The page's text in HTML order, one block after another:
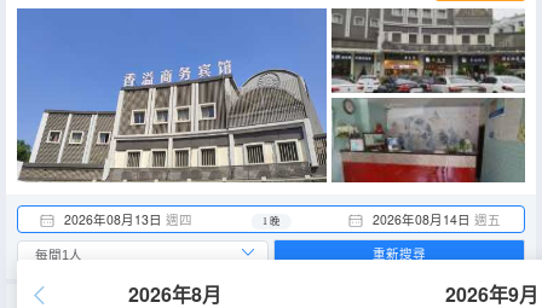
2026年08月13日 週四 2026年08月14日 週五
1 晚
2026年8月 2026年9月
重新搜尋